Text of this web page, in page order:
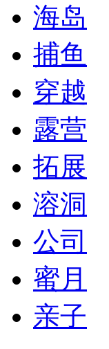
海岛
捕鱼
穿越
露营
拓展
溶洞
公司
蜜月
亲子